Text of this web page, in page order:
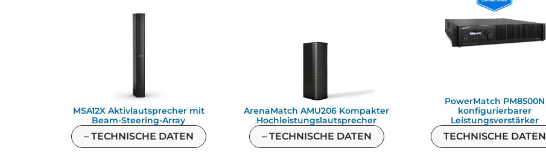
MSA12X Aktivlautsprecher mit
Beam-Steering-Array
– TECHNISCHE DATEN
ArenaMatch AMU206 Kompakter
Hochleistungslautsprecher
– TECHNISCHE DATEN
PowerMatch PM8500N
konfigurierbarer
Leistungsverstärker
TECHNISCHE DATEN